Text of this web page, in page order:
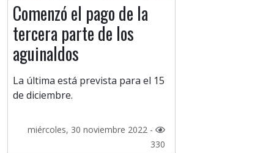
Comenzó el pago de la
tercera parte de los
aguinaldos
La última está prevista para el 15
de diciembre.
miércoles, 30 noviembre 2022 -
330